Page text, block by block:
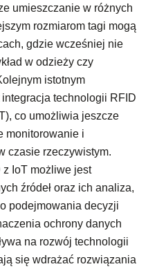
umieszczanie w różnych
rozmiarom tagi mogą
gdzie wcześniej nie
w odzieży czy
istotnym
technologii RFID
co umożliwia jeszcze
monitorowanie i
czasie rzeczywistym.
z IoT możliwe jest
źródeł oraz ich analiza,
podejmowania decyzji
ochrony danych
na rozwój technologii
się wdrażać rozwiązania